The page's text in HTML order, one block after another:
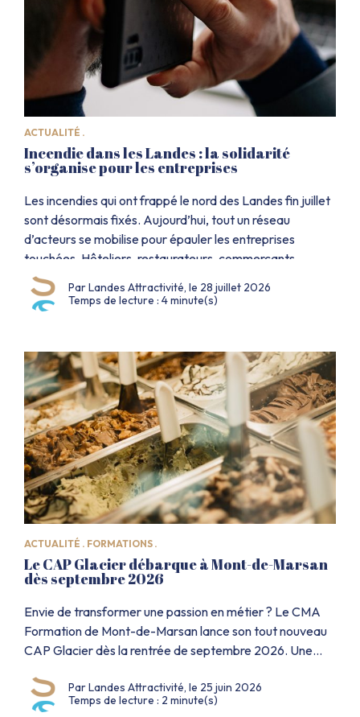
ACTUALITÉ .
Incendie dans les Landes : la solidarité
s’organise pour les entreprises
Les incendies qui ont frappé le nord des Landes fin juillet
sont désormais fixés. Aujourd’hui, tout un réseau
d’acteurs se mobilise pour épauler les entreprises
touchées. Hôteliers, restaurateurs, commerçants,
gestionnaires de campings, artisans, industriels ou
prestataires touristiques : des solutions concrètes
existent, et des équipes sont prêtes à vous
Par Landes Attractivité, le 28 juillet 2026
Temps de lecture : 4 minute(s)
ACTUALITÉ . FORMATIONS .
Le CAP Glacier débarque à Mont-de-Marsan
dès septembre 2026
Envie de transformer une passion en métier ? Le CMA
Formation de Mont-de-Marsan lance son tout nouveau
CAP Glacier dès la rentrée de septembre 2026. Une
portée par des professionnels passionnés. Un métier à
part entière, bien plus qu’une simple boule de glace On
Par Landes Attractivité, le 25 juin 2026
Temps de lecture : 2 minute(s)